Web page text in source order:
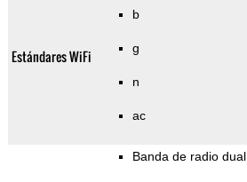
Estándares WiFi
b
g
n
ac
Banda de radio dual